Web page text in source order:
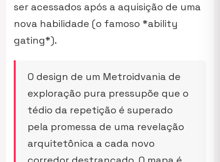
ser acessados após a aquisição de uma
nova habilidade (o famoso *ability
gating*).
O design de um Metroidvania de
exploração pura pressupõe que o
tédio da repetição é superado
pela promessa de uma revelação
arquitetônica a cada novo